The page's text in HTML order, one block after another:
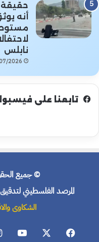
حقيقة
أنه
نابلس
2026
تابعنا على
© جميع
المرصد الفلسطيني لتدقيق
الشكاوى
فيسبوك